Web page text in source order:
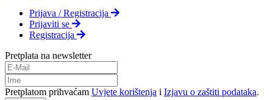
Prijava / Registracija
Prijaviti se
Registracija
Pretplata na newsletter
Pretplatom prihvaćam Uvjete korištenja i Izjavu o zaštiti podataka.